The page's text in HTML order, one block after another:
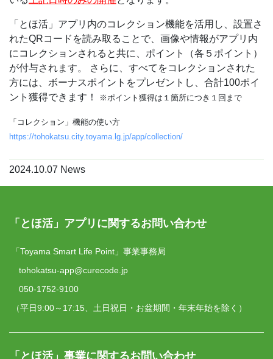
「とほ活」アプリ内のコレクション機能を活用し、設置さ
れたQRコードを読み取ることで、画像や情報がアプリ内
にコレクションされると共に、ポイント（各５ポイント）
が付与されます。
さらに、すべてをコレクションされた
方には、ボーナスポイントをプレゼントし、合計100ポイ
ント獲得できます！
※ポイント獲得は１箇所につき１回まで
「コレクション」機能の使い方
https://tohokatsu.city.toyama.lg.jp/app/collection/
2024.10.07 News
「とほ活」アプリに関するお問い合わせ
「Toyama Smart Life Point」事業事務局
tohokatsu-app@curecode.jp
050-1752-9100
（平日9:00～17:15、土日祝日・お盆期間・年末年始を除く）
「とほ活」事業に関するお問い合わせ